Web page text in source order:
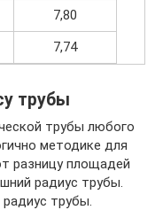
7,80
7,74
трубы
трубы любого
методике для
разницу площадей
радиус трубы.
трубы.